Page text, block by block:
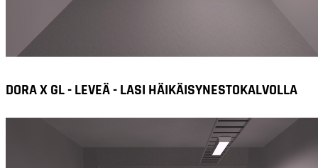
DORA X GL - LEVEÄ - LASI HÄIKÄISYNESTOKALVOLLA